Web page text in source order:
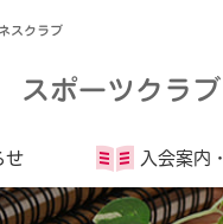
スクラブ
スポーツクラブ
せ 入会案内・